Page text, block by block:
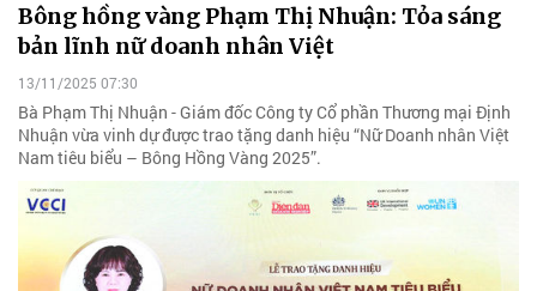
Bông hồng vàng Phạm Thị Nhuận: Tỏa sáng
bản lĩnh nữ doanh nhân Việt
13/11/2025 07:30
Bà Phạm Thị Nhuận - Giám đốc Công ty Cổ phần Thương mại Định
Nhuận vừa vinh dự được trao tặng danh hiệu “Nữ Doanh nhân Việt
Nam tiêu biểu – Bông Hồng Vàng 2025”.